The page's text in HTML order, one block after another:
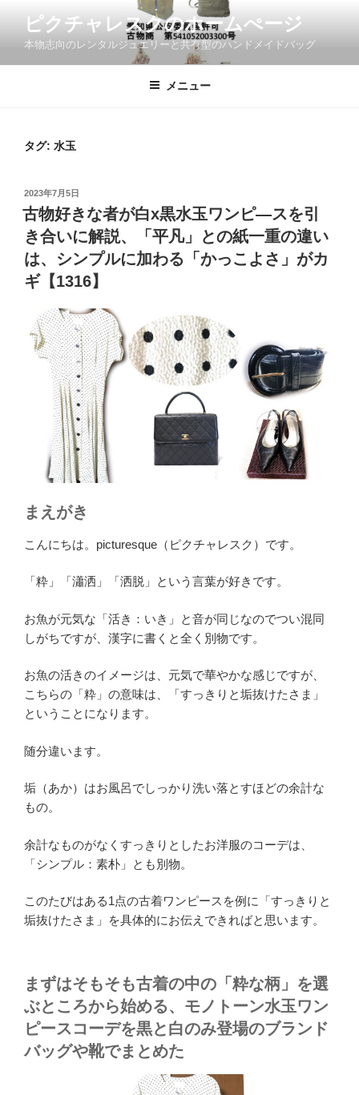
ン
ピクチャレスクのホームぺージ
本物志向のレンタルジュエリーと共有型のハンドメイドバッグ
メニュー
タグ: 水玉
投
稿
日:
2023年7月5日
古物好きな者が白x黒水玉ワンピ―スを引
き合いに解説、「平凡」との紙一重の違い
は、シンプルに加わる「かっこよさ」がカ
ギ【1316】
まえがき
こんにちは。picturesque（ピクチャレスク）です。
「粋」「瀟洒」「洒脱」という言葉が好きです。
お魚が元気な「活き：いき」と音が同じなのでつい混同
しがちですが、漢字に書くと全く別物です。
お魚の活きのイメージは、元気で華やかな感じですが、
こちらの「粋」の意味は、「すっきりと垢抜けたさま」
ということになります。
随分違います。
垢（あか）はお風呂でしっかり洗い落とすほどの余計な
もの。
余計なものがなくすっきりとしたお洋服のコーデは、
「シンプル：素朴」とも別物。
このたびはある1点の古着ワンピースを例に「すっきりと
垢抜けたさま」を具体的にお伝えできればと思います。
まずはそもそも古着の中の「粋な柄」を選
ぶところから始める、モノトーン水玉ワン
ピースコーデを黒と白のみ登場のブランド
バッグや靴でまとめた